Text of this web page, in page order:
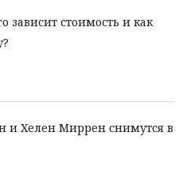
зависит стоимость и как
и Хелен Миррен снимутся в